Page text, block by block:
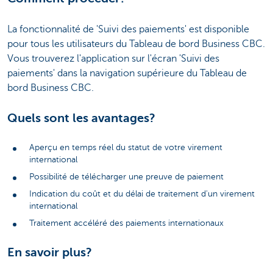
La fonctionnalité de 'Suivi des paiements' est disponible
pour tous les utilisateurs du Tableau de bord Business CBC.
Vous trouverez l'application sur l'écran 'Suivi des
paiements' dans la navigation supérieure du Tableau de
bord Business CBC.
Quels sont les avantages?
Aperçu en temps réel du statut de votre virement
international
Possibilité de télécharger une preuve de paiement
Indication du coût et du délai de traitement d'un virement
international
Traitement accéléré des paiements internationaux
En savoir plus?